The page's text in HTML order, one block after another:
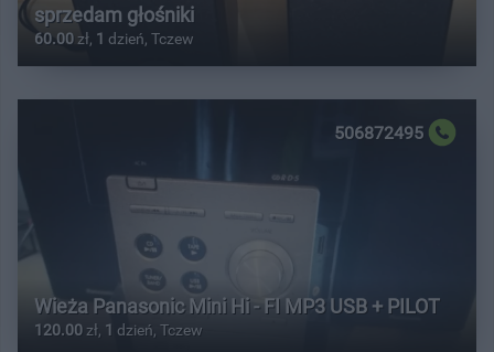
sprzedam głośniki
60.00 zł, 1 dzień, Tczew
506872495
Wieża Panasonic Mini Hi - FI MP3 USB + PILOT
120.00 zł, 1 dzień, Tczew